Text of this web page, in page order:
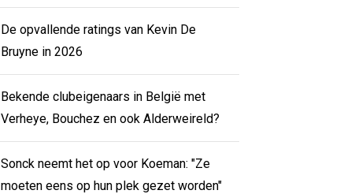
De opvallende ratings van Kevin De
Bruyne in 2026
Bekende clubeigenaars in België met
Verheye, Bouchez en ook Alderweireld?
Sonck neemt het op voor Koeman: "Ze
moeten eens op hun plek gezet worden"